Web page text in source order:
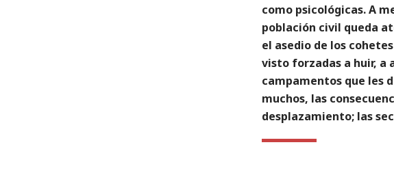
como psicológicas. A
población civil queda
el asedio de los
visto forzadas a huir, a
campamentos que les
muchos, las
desplazamiento; las